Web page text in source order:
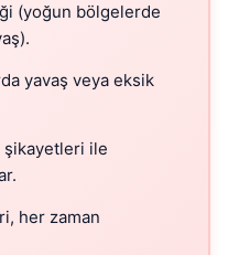
(yoğun bölgelerde
yavaş veya eksik
ile
her zaman